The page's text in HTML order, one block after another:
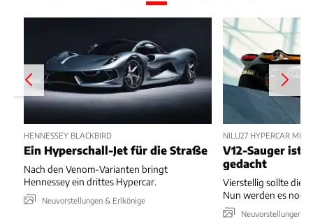
HENNESSEY BLACKBIRD
Ein Hyperschall-Jet für die Straße
Nach den Venom-Varianten bringt
Hennessey ein drittes Hypercar.
Neuvorstellungen & Erlkönige
NILU27 HYPERCAR MIT
V12-Sauger ist
gedacht
Vierstellig sollte die
Nun werden es noch
Neuvorstellungen &